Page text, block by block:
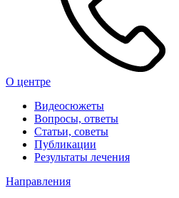
О центре
Видеосюжеты
Вопросы, ответы
Статьи, советы
Публикации
Результаты лечения
Направления